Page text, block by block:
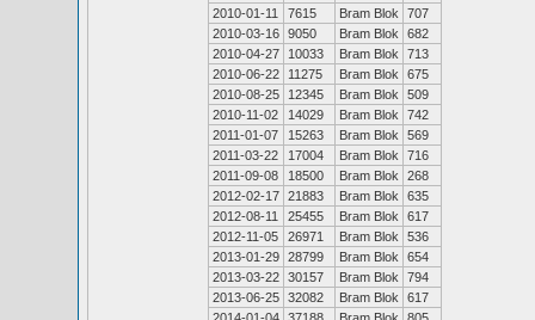
2010-01-11
7615 Bram Blok
707
2010-03-16 9050 Bram Blok
682
2010-04-27
10033 Bram Blok
713
2010-06-22
11275 Bram Blok
675
2010-08-25
12345 Bram Blok
509
2010-11-02
14029 Bram Blok
742
2011-01-07
15263 Bram Blok
569
2011-03-22
17004 Bram Blok
716
2011-09-08
18500 Bram Blok
268
2012-02-17 21883 Bram Blok
635
2012-08-11
25455 Bram Blok
617
2012-11-05
26971 Bram Blok
536
2013-01-29 28799 Bram Blok
654
2013-03-22 30157 Bram Blok
794
2013-06-25 32082 Bram Blok
617